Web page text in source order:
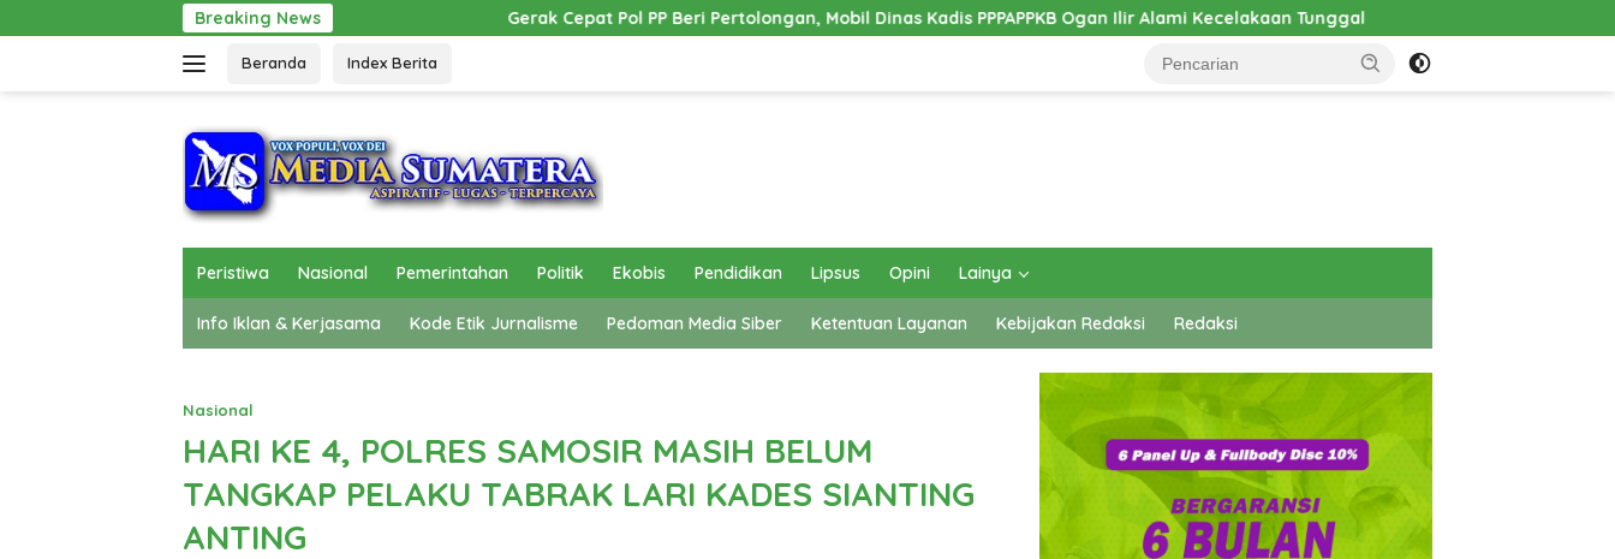
ke
Breaking NewsGerak Cepat Pol PP Beri Pertolongan, Mobil Dinas Kadis PPPAPPKB Ogan Ilir Alami Kecelakaan Tunggal Pembangunan Cathlab RSUD Hadrianus
Beranda Index Berita
Peristiwa Nasional Pemerintahan Politik Ekobis Pendidikan Lipsus Opini Lainya
Info Iklan & Kerjasama Kode Etik Jurnalisme Pedoman Media Siber Ketentuan Layanan Kebijakan Redaksi Redaksi
Nasional
HARI KE 4, POLRES SAMOSIR MASIH BELUM
TANGKAP PELAKU TABRAK LARI KADES SIANTING
ANTING